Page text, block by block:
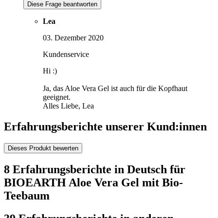
Diese Frage beantworten
Lea
03. Dezember 2020
Kundenservice
Hi :)
Ja, das Aloe Vera Gel ist auch für die Kopfhaut
geeignet.
Alles Liebe, Lea
Erfahrungsberichte unserer Kund:innen
Dieses Produkt bewerten
8 Erfahrungsberichte in Deutsch für
BIOEARTH Aloe Vera Gel mit Bio-
Teebaum